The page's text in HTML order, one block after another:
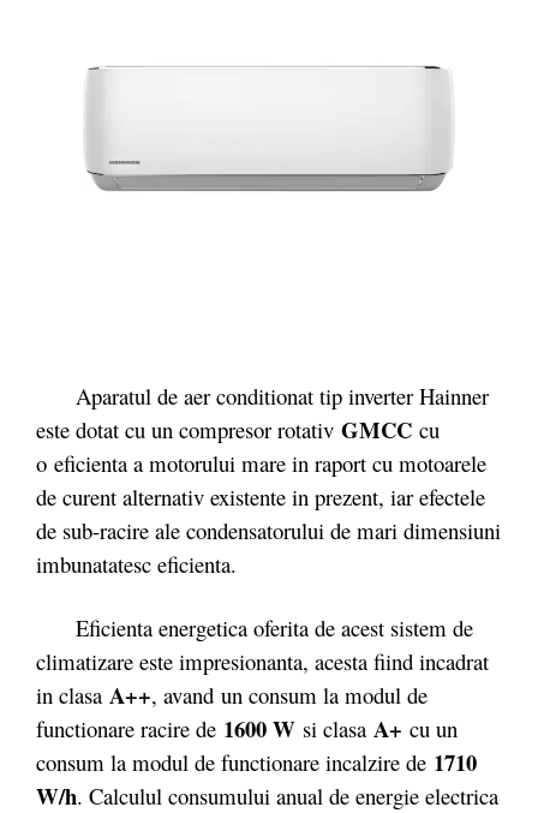
Aparatul de aer conditionat tip inverter Hainner
este dotat cu un compresor rotativ GMCC cu
o eficienta a motorului mare in raport cu motoarele
de curent alternativ existente in prezent, iar efectele
de sub-racire ale condensatorului de mari dimensiuni
imbunatatesc eficienta.
Eficienta energetica oferita de acest sistem de
climatizare este impresionanta, acesta fiind incadrat
in clasa A++, avand un consum la modul de
functionare racire de 1600 W si clasa A+ cu un
consum la modul de functionare incalzire de 1710
W/h. Calculul consumului anual de energie electrica